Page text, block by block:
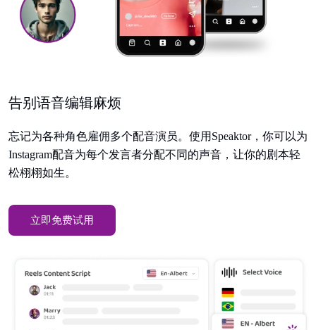
告别语音编辑麻烦
忘记为各种角色雇佣多个配音演员。使用Speaktor，你可以为
Instagram配音为每个发言者分配不同的声音，让你的剧本轻
松栩栩如生。
立即免费试用